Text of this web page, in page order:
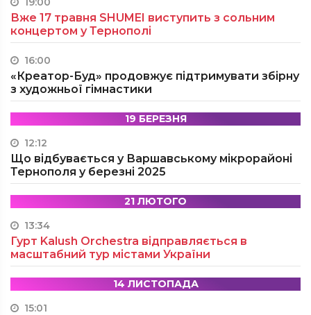
Вже 17 травня SHUMEI виступить з сольним
концертом у Тернополі
16:00
«Креатор-Буд» продовжує підтримувати збірну
з художньої гімнастики
19 БЕРЕЗНЯ
12:12
Що відбувається у Варшавському мікрорайоні
Тернополя у березні 2025
21 ЛЮТОГО
13:34
Гурт Kalush Orchestra відправляється в
масштабний тур містами України
14 ЛИСТОПАДА
15:01